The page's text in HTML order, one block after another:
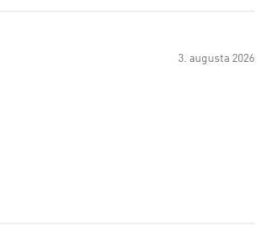
3. augusta 2026